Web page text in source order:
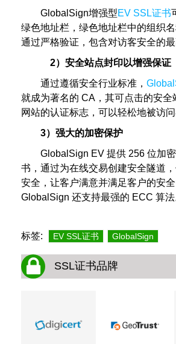
GlobalSign增强型EV SSL证书
绿色地址栏，绿色地址栏中的组织
通过严格验证，包含对访客安全的最
2）安全站点封印以增强保证
通过遵循安全行业标准，
就成为著名的 CA，其可点击的安全
网站的认证标志，可以轻松地被访问
3）强大的加密保护
GlobalSign EV 提供 256 位加
书，通过为在线交易创建安全隧道
安全，让客户满意并满足客户的安全
GlobalSign 还支持最强的 ECC 算法
标签: EV SSL证书 GlobalSign
SSL证书品牌